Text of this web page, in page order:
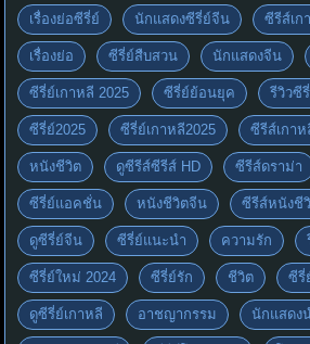
เรื่องย่อซีรี่ย์ นักแสดงซีรี่ย์จีน ซีรีส์เก
เรื่องย่อ ซีรี่ย์สืบสวน นักแสดงจีน
ซีรี่ย์เกาหลี 2025 ซีรี่ย์ย้อนยุค รีวิวซี
ซีรี่ย์2025 ซีรี่ย์เกาหลี2025 ซีรีส์เกาห
หนังชีวิต ดูซีรีส์ซีรีส์ HD ซีรีส์ดราม่า
ซีรี่ย์แอคชั่น หนังชีวิตจีน ซีรีส์หนังชี
ดูซีรี่ย์จีน ซีรี่ย์แนะนำ ความรัก
ซีรี่ย์ใหม่ 2024 ซีรี่ย์รัก ชีวิต ซีรี่
ดูซีรี่ย์เกาหลี อาชญากรรม นักแสดง